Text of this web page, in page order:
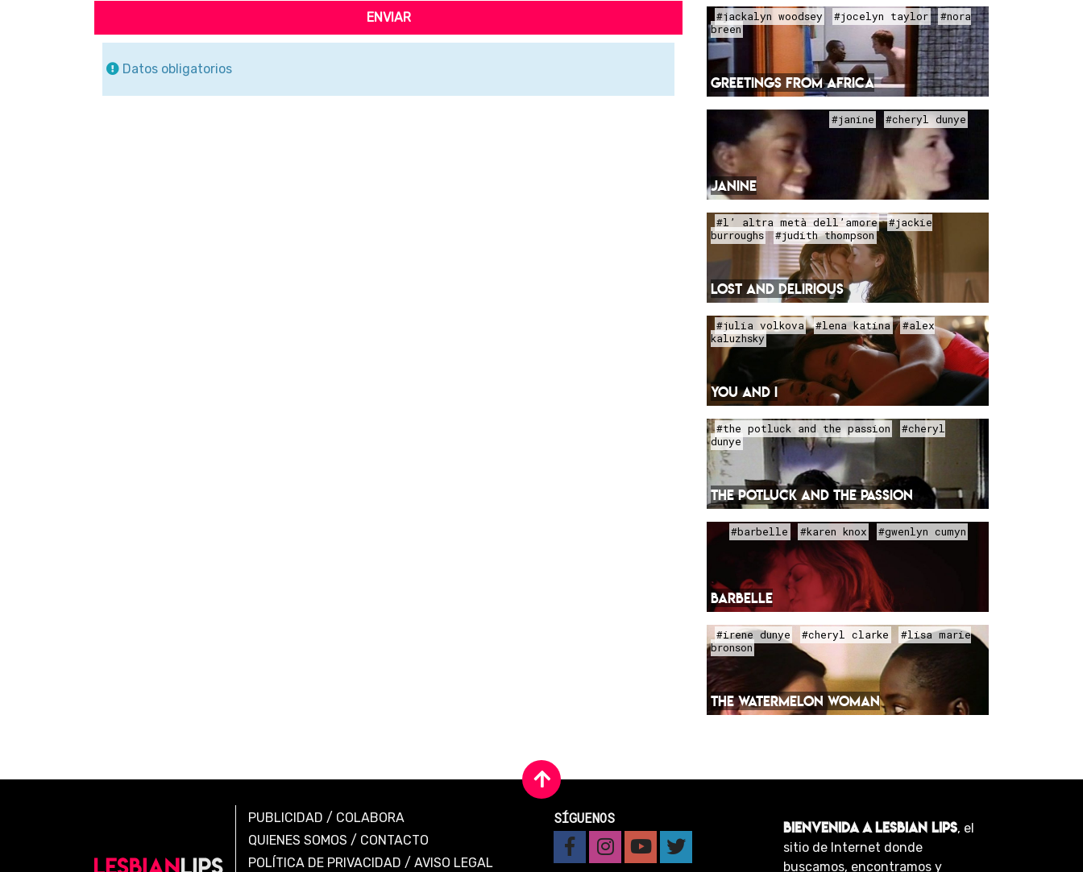
ENVIAR
Datos obligatorios
#jackalyn woodsey #jocelyn taylor
#nora
breen
GREETINGS FROM AFRICA
#janine #cheryl dunye
JANINE
#l’ altra metà dell’amore
#jackie
burroughs
#judith thompson
LOST AND DELIRIOUS
#julia volkova #lena katina
#alex
kaluzhsky
YOU AND I
#the potluck and the passion
#cheryl
dunye
THE POTLUCK AND THE PASSION
#barbelle #karen knox #gwenlyn cumyn
BARBELLE
#irene dunye #cheryl clarke
#lisa marie
bronson
THE WATERMELON WOMAN
PUBLICIDAD / COLABORA
QUIENES SOMOS / CONTACTO
POLÍTICA DE PRIVACIDAD / AVISO LEGAL
SÍGUENOS
BIENVENIDA A LESBIAN LIPS, el
sitio de Internet donde
buscamos, encontramos y